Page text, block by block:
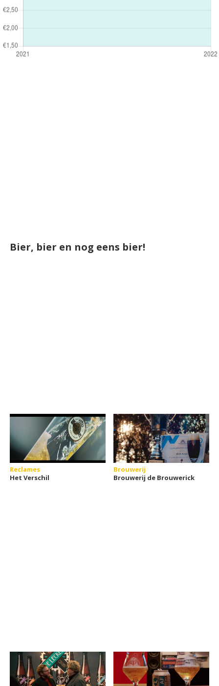
Bier, bier en nog eens bier!
Reclames
Het Verschil
Brouwerij
Brouwerij de Brouwerick